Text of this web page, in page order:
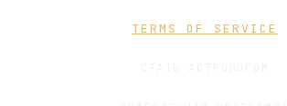
TERMS OF SERVICE
СТАТЬ АСТРОЛОГОМ